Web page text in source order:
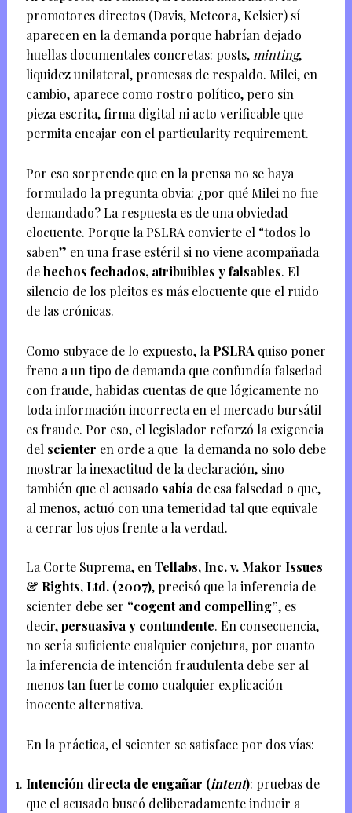
promotores directos (Davis, Meteora, Kelsier) sí
aparecen en la demanda porque habrían dejado
huellas documentales concretas: posts,minting,
liquidez unilateral, promesas de respaldo. Milei, en
cambio, aparece como rostro político, pero sin
pieza escrita, firma digital ni acto verificable que
permita encajar con el particularity requirement.
Por eso sorprende que en la prensa no se haya
formulado la pregunta obvia: ¿por qué Milei no fue
demandado? La respuesta es de una obviedad
elocuente. Porque la PSLRA convierte el “todos lo
saben” en una frase estéril si no viene acompañada
dehechos fechados, atribuibles y falsables. El
silencio de los pleitos es más elocuente que el ruido
de las crónicas.
Como subyace de lo expuesto, la PSLRA quiso poner
freno a un tipo de demanda que confundía falsedad
con fraude, habidas cuentas de que lógicamente no
toda información incorrecta en el mercado bursátil
es fraude. Por eso, el legislador reforzó la exigencia
del scienter en orde a que la demanda no solo debe
mostrar la inexactitud de la declaración, sino
también que el acusado sabía de esa falsedad o que,
al menos, actuó con una temeridad tal que equivale
a cerrar los ojos frente a la verdad.
La Corte Suprema, en Tellabs, Inc. v. Makor Issues
& Rights, Ltd. (2007), precisó que la inferencia de
scienter debe ser “cogent and compelling”, es
decir,persuasiva y contundente. En consecuencia,
no sería suficiente cualquier conjetura, por cuanto
la inferencia de intención fraudulenta debe ser al
menos tan fuerte como cualquier explicación
inocente alternativa.
En la práctica, el scienter se satisface por dos vías:
Intención directa de engañar (intent): pruebas de
que el acusado buscó deliberadamente inducir a